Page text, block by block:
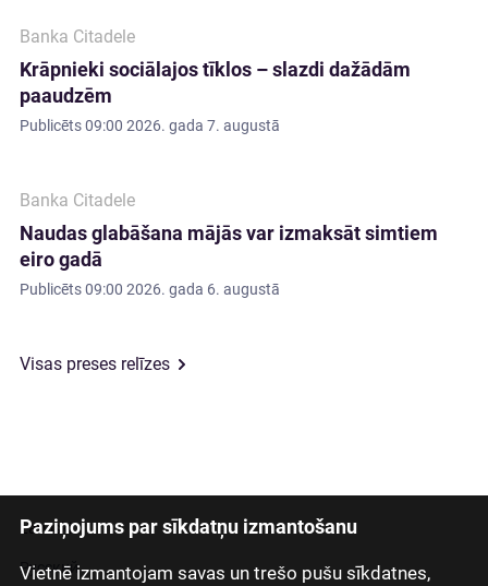
Paziņojums par sīkdatņu izmantošanu
Vietnē izmantojam savas un trešo pušu sīkdatnes,
Banka Citadele
Krāpnieki sociālajos tīklos – slazdi dažādām
paaudzēm
Publicēts09:00 2026. gada 7. augustā
Banka Citadele
Naudas glabāšana mājās var izmaksāt simtiem
eiro gadā
Publicēts09:00 2026. gada 6. augustā
Visas preses relīzes
Latviski
Русский